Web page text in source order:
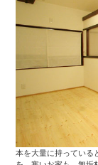
本を大量に持っている